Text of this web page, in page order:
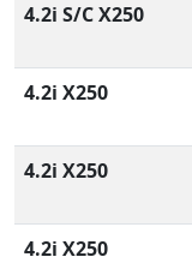
4.2i S/C X250
4.2i X250
4.2i X250
4.2i X250